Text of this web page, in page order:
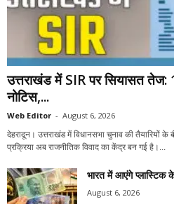
उत्तराखंड में SIR पर सियासत
नोटिस,...
Web Editor - August 6, 2026
देहरादून। उत्तराखंड में विधानसभा चुनाव की तैयारियों के
प्रक्रिया अब राजनीतिक विवाद का केंद्र बन गई है।...
भारत में आएंगे प्लास्टिक
August 6, 2026